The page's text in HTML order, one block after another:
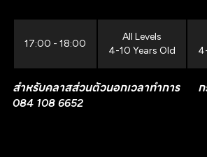
17:00 - 18:00
All Levels
4-10 Years Old
สำหรับคลาสส่วนตัวนอกเวลาทำการ
084 108 6652